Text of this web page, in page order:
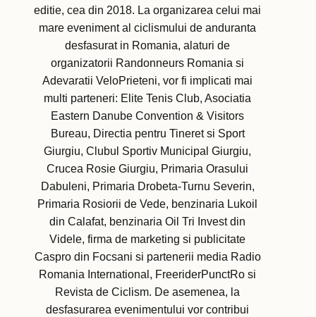
editie, cea din 2018. La organizarea celui mai
mare eveniment al ciclismului de anduranta
desfasurat in Romania, alaturi de
organizatorii Randonneurs Romania si
Adevaratii VeloPrieteni, vor fi implicati mai
multi parteneri: Elite Tenis Club, Asociatia
Eastern Danube Convention & Visitors
Bureau, Directia pentru Tineret si Sport
Giurgiu, Clubul Sportiv Municipal Giurgiu,
Crucea Rosie Giurgiu, Primaria Orasului
Dabuleni, Primaria Drobeta-Turnu Severin,
Primaria Rosiorii de Vede, benzinaria Lukoil
din Calafat, benzinaria Oil Tri Invest din
Videle, firma de marketing si publicitate
Caspro din Focsani si partenerii media Radio
Romania International, FreeriderPunctRo si
Revista de Ciclism. De asemenea, la
desfasurarea evenimentului vor contribui